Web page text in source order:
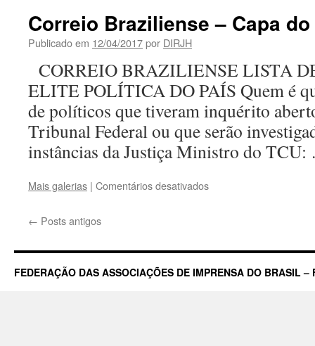
Correio Braziliense – Capa
Publicado em 12/04/2017por DIRJH
CORREIO BRAZILIENSE LISTA
ELITE POLÍTICA DO PAÍS Quem é
de políticos que tiveram inquérito
Tribunal Federal ou que serão
instâncias da Justiça Ministro do
Mais galerias | Comentários desativadosem
do
dia
← Posts antigos
FEDERAÇÃO DAS ASSOCIAÇÕES DE IMPRENSA DO BRASIL –